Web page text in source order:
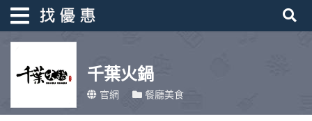
千葉火鍋
官網 餐廳美食
找優惠